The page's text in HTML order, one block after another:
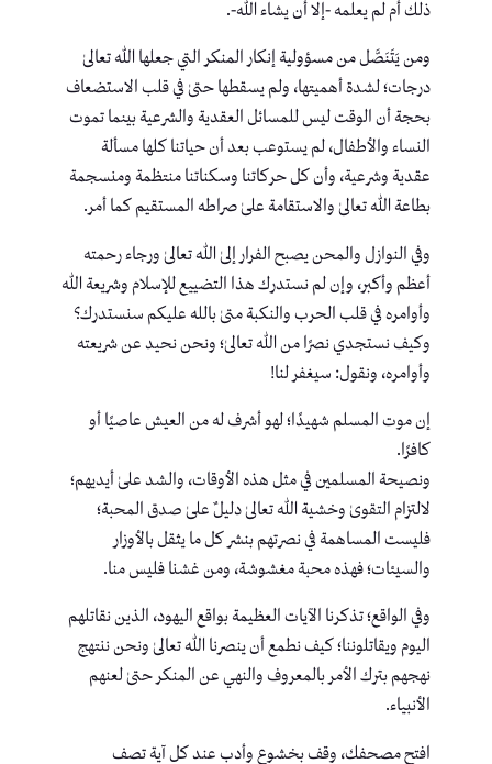
ذلك أم لم يعلمه -إلا أن يشاء الله-.
ومن يَتَنَصَّل من مسؤولية إنكار المنكر التي جعلها الله تعالىٰ
درجات؛ لشدة أهميتها، ولم يسقطها حتىٰ في قلب الاستضعاف
بحجة أن الوقت ليس للمسائل العقدية والشرعية بينما تموت
النساء والأطفال، لم يستوعب بعد أن حياتنا كلها مسألة
عقدية وشرعية، وأن كل حركاتنا وسكناتنا منتظمة ومنسجمة
بطاعة الله تعالىٰ والاستقامة علىٰ صراطه المستقيم كما أمر.
وفي النوازل والمحن يصبح الفرار إلىٰ الله تعالىٰ ورجاء رحمته
أعظم وأكبر، وإن لم نستدرك هذا التضييع للإسلام وشريعة الله
وأوامره في قلب الحرب والنكبة متىٰ بالله عليكم سنستدرك؟
وكيف نستجدي نصرًا من الله تعالىٰ؛ ونحن نحيد عن شريعته
وأوامره، ونقول: سيغفر لنا!
إن موت المسلم شهيدًا؛ لهو أشرف له من العيش عاصيًا أو
كافرًا.
ونصيحة المسلمين في مثل هذه الأوقات، والشد علىٰ أيديهم؛
لالتزام التقوىٰ وخشية الله تعالىٰ دليلٌ علىٰ صدق المحبة؛
فليست المساهمة في نصرتهم بنشر كل ما يثقل بالأوزار
والسيئات؛ فهذه محبة مغشوشة، ومن غشنا فليس منا.
وفي الواقع؛ تذكرنا الآيات العظيمة بواقع اليهود، الذين نقاتلهم
اليوم ويقاتلوننا؛ كيف نطمع أن ينصرنا الله تعالىٰ ونحن ننتهج
نهجهم بترك الأمر بالمعروف والنهي عن المنكر حتىٰ لعنهم
الأنبياء.
افتح مصحفك، وقف بخشوع وأدب عند كل آية تصف